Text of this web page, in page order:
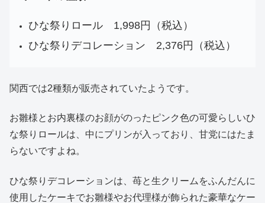
ひな祭りロール 1,998円（税込）
ひな祭りデコレーション 2,376円（税込）
関西では2種類が販売されていたようです。
お雛様とお内裏様のお顔がのったピンク色の可愛らしいひ
な祭りロールは、中にプリンが入っており、甘党にはたま
らないですよね。
ひな祭りデコレーションは、苺と生クリームをふんだんに
使用したケーキでお雛様やお代理様が飾られた豪華なケー